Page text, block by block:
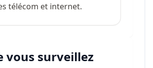
télécom et internet.
vous surveillez